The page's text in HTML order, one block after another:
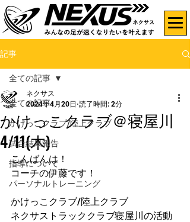
記事
全ての記事
かけっこクラブ/陸上クラブ
試合結果報告
指導について
パーソナルトレーニング
全ての記事
かけっこクラブ＠寝屋川
4/11(木)
ネクサス
2024年4月20日 読了時間: 2分
こんばんは！
コーチの伊藤です！
かけっこクラブ/陸上クラブ
ネクサストラッククラブ寝屋川の活動